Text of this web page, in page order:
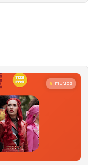
FILMES